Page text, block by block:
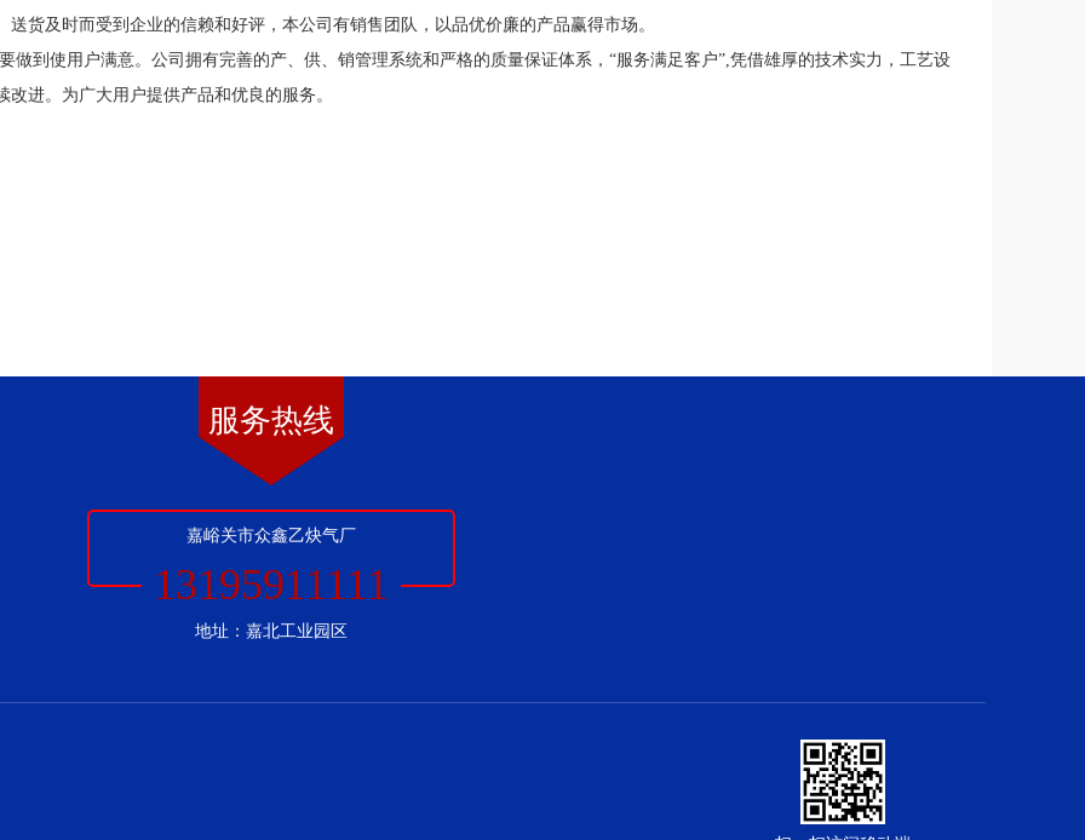
货及时而受到企业的信赖和好评，本公司有销售团队，以品优价廉的产品赢得市场。
到使用户满意。公司拥有完善的产、供、销管理系统和严格的质量保证体系，“服务满足客户”,凭借雄厚的技术实力，工艺设
进。为广大用户提供产品和优良的服务。
服务热线
嘉峪关市众鑫乙炔气厂
13195911111
地址：嘉北工业园区